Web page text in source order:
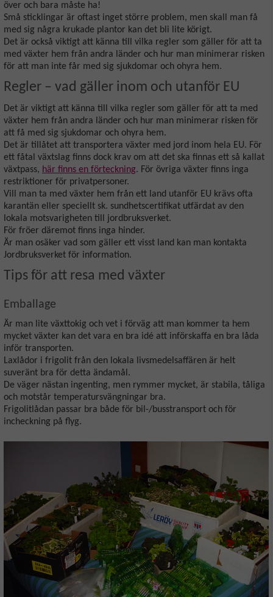
över och bara måste ha!
Små sticklingar är oftast inget större problem, men skall man få
med sig några krukade plantor kan det bli lite körigt.
Det är också viktigt att känna till vilka regler som gäller för att ta
med växter hem från andra länder och hur man minimerar risken
för att man inte får med sig sjukdomar och ohyra hem.
Regler – vad gäller inom och utanför EU
Det är viktigt att känna till vilka regler som gäller för att ta med
växter hem från andra länder och hur man minimerar risken för
att få med sig sjukdomar och ohyra hem.
Det är tillåtet att transportera växter med jord inom hela EU. För
ett fåtal växtslag finns dock krav om att det ska finnas ett så kallat
växtpass, här finns en förteckning. För övriga växter finns inga
restriktioner för privatpersoner.
Vill man ta med växter hem från ett land utanför EU krävs ofta
karantän eller speciellt sk. sundhetscertifikat utfärdat av den
lokala motsvarigheten till jordbruksverket.
För fröer däremot finns inga hinder.
Är man osäker vad som gäller ett visst land kan man kontakta
Jordbruksverket för information.
Tips för att resa med växter
Emballage
Är man lite växttokig och vet i förväg att man kommer ta hem
mycket växter kan det vara en bra idé att införskaffa en bra låda
inför transporten.
Laxlådor i frigolit från den lokala livsmedelsaffären är helt
suveränt bra för detta ändamål.
De väger nästan ingenting, men rymmer mycket, är stabila, tåliga
och motstår temperatursvängningar bra.
Frigolitlådan passar bra både för bil-/busstransport och för
incheckning på flyg.